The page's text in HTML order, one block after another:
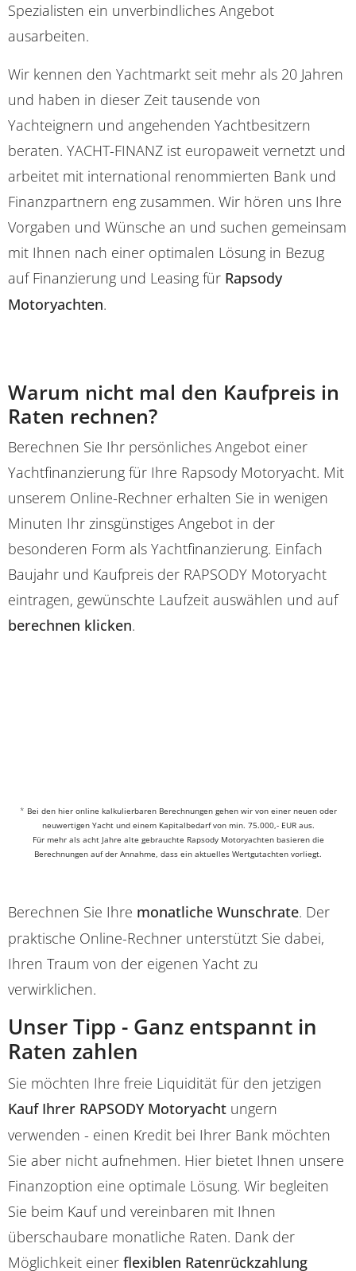
Spezialisten ein unverbindliches Angebot
ausarbeiten.
Wir kennen den Yachtmarkt seit mehr als 20 Jahren
und haben in dieser Zeit tausende von
Yachteignern und angehenden Yachtbesitzern
beraten. YACHT-FINANZ ist europaweit vernetzt und
arbeitet mit international renommierten Bank und
Finanzpartnern eng zusammen. Wir hören uns Ihre
Vorgaben und Wünsche an und suchen gemeinsam
mit Ihnen nach einer optimalen Lösung in Bezug
auf Finanzierung und Leasing für Rapsody
Motoryachten.
Warum nicht mal den Kaufpreis in
Raten rechnen?
Berechnen Sie Ihr persönliches Angebot einer
Yachtfinanzierung für Ihre Rapsody Motoryacht. Mit
unserem Online-Rechner erhalten Sie in wenigen
Minuten Ihr zinsgünstiges Angebot in der
besonderen Form als Yachtfinanzierung. Einfach
Baujahr und Kaufpreis der RAPSODY Motoryacht
eintragen, gewünschte Laufzeit auswählen und auf
berechnen klicken.
* Bei den hier online kalkulierbaren Berechnungen gehen wir von einer neuen oder
neuwertigen Yacht und einem Kapitalbedarf von min. 75.000,- EUR aus.
Für mehr als acht Jahre alte gebrauchte Rapsody Motoryachten basieren die
Berechnungen auf der Annahme, dass ein aktuelles Wertgutachten vorliegt.
Berechnen Sie Ihre monatliche Wunschrate. Der
praktische Online-Rechner unterstützt Sie dabei,
Ihren Traum von der eigenen Yacht zu
verwirklichen.
Unser Tipp - Ganz entspannt in
Raten zahlen
Sie möchten Ihre freie Liquidität für den jetzigen
Kauf Ihrer RAPSODY Motoryacht ungern
verwenden - einen Kredit bei Ihrer Bank möchten
Sie aber nicht aufnehmen. Hier bietet Ihnen unsere
Finanzoption eine optimale Lösung. Wir begleiten
Sie beim Kauf und vereinbaren mit Ihnen
überschaubare monatliche Raten. Dank der
Möglichkeit einer flexiblen Ratenrückzahlung